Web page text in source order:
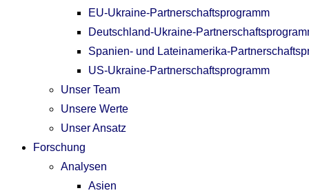
EU-Ukraine-Partnerschaftsprogramm
Deutschland-Ukraine-
Spanien- und Lateinamerika-
US-Ukraine-Partnerschaftsprogramm
Unser Team
Unsere Werte
Unser Ansatz
Forschung
Analysen
Asien